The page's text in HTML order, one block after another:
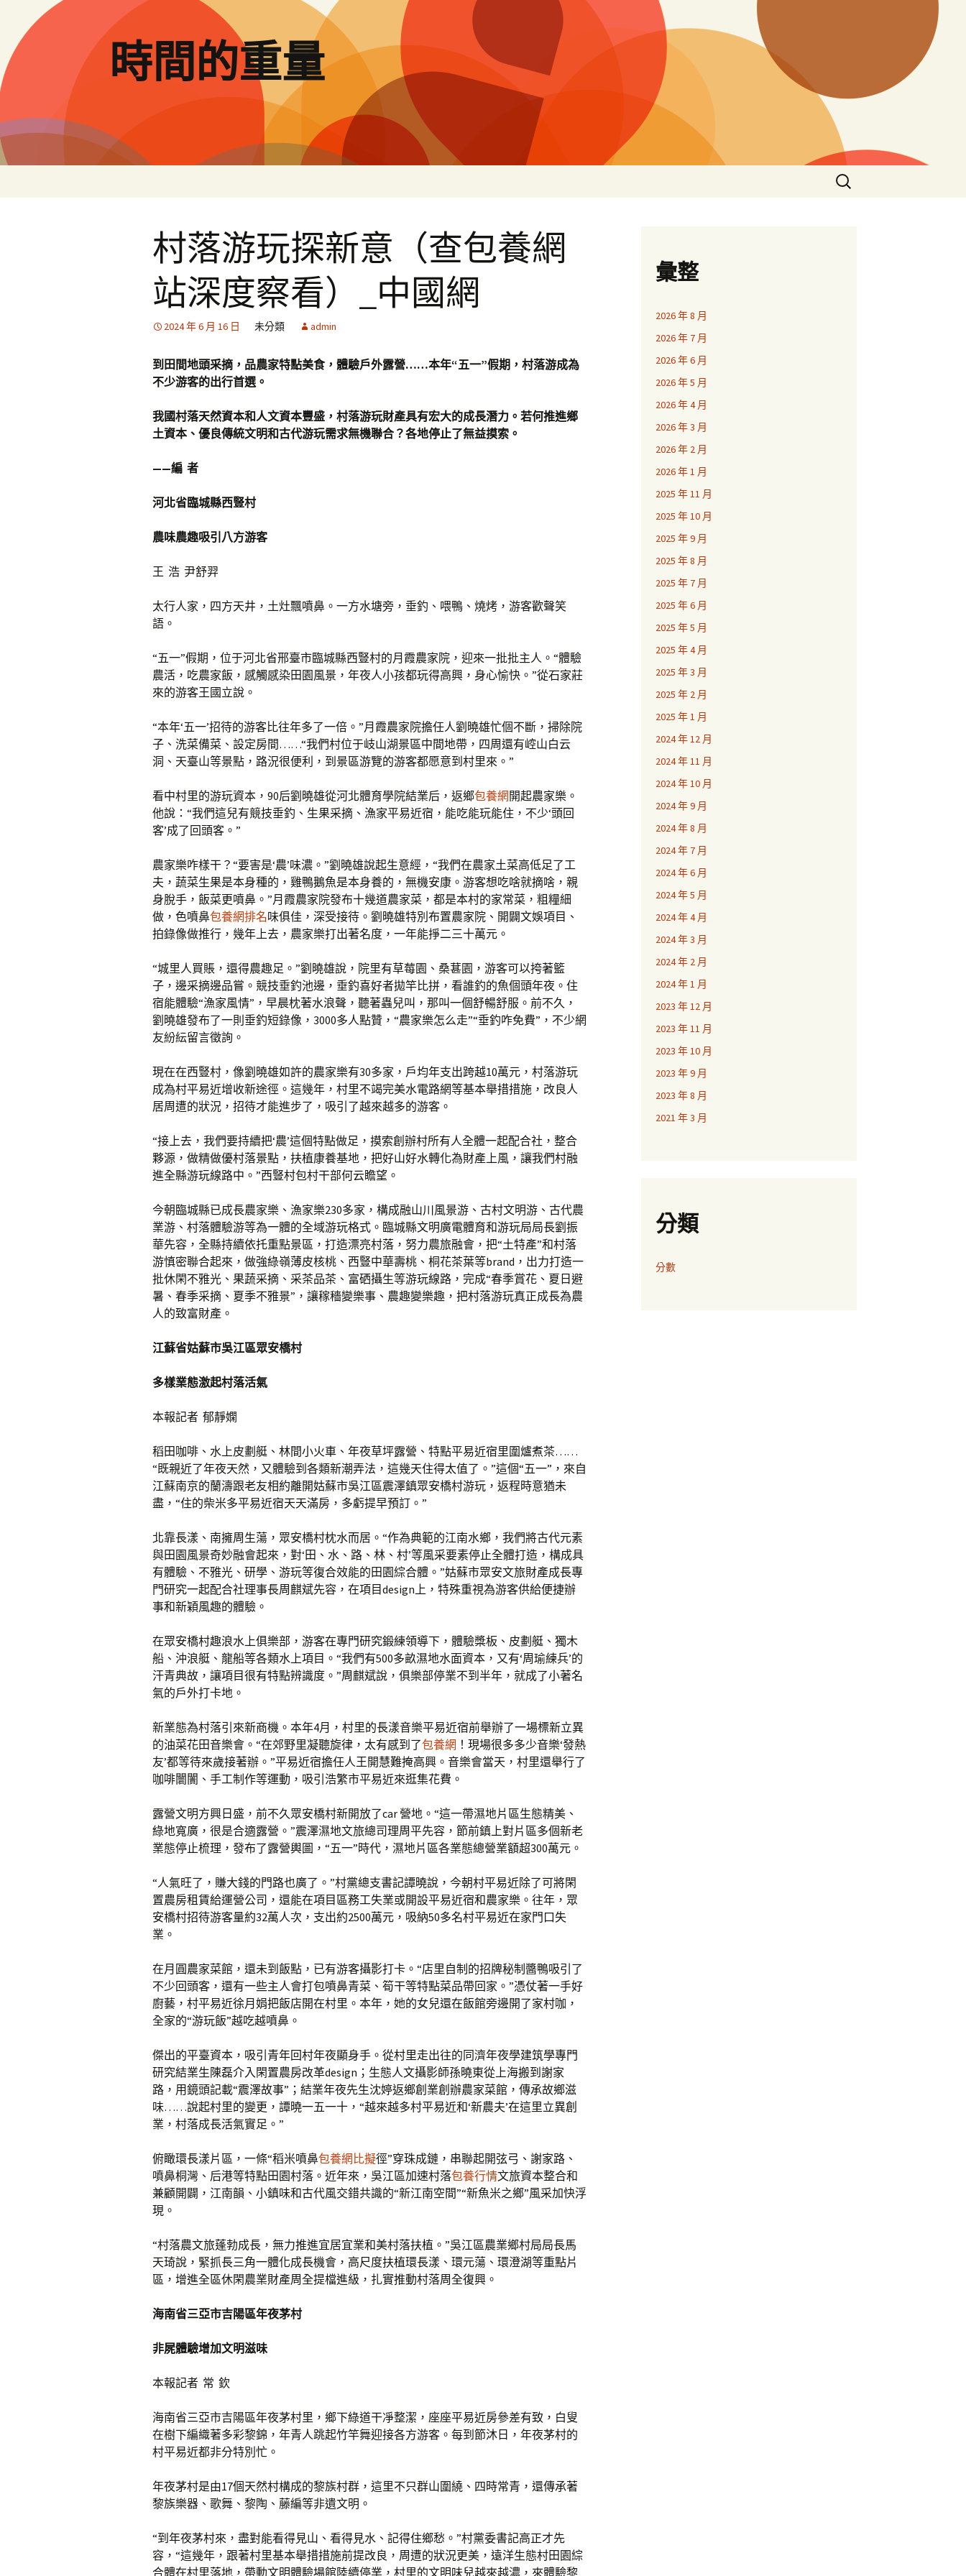
要
內
容
時間的重量
搜
尋
村落游玩探新意（查包養網
站深度察看）_中國網
2024 年 6 月 16 日 未分類 admin
到田間地頭采摘，品農家特點美食，體驗戶外露營……本年“五一”假期，村落游成為
不少游客的出行首選。
我國村落天然資本和人文資本豐盛，村落游玩財產具有宏大的成長潛力。若何推進鄉
土資本、優良傳統文明和古代游玩需求無機聯合？各地停止了無益摸索。
——編 者
河北省臨城縣西豎村
農味農趣吸引八方游客
王 浩 尹舒羿
太行人家，四方天井，土灶飄噴鼻。一方水塘旁，垂釣、喂鴨、燒烤，游客歡聲笑
語。
“五一”假期，位于河北省邢臺市臨城縣西豎村的月霞農家院，迎來一批批主人。“體驗
農活，吃農家飯，感觸感染田園風景，年夜人小孩都玩得高興，身心愉快。”從石家莊
來的游客王國立說。
“本年‘五一’招待的游客比往年多了一倍。”月霞農家院擔任人劉曉雄忙個不斷，掃除院
子、洗菜備菜、設定房間……“我們村位于岐山湖景區中間地帶，四周還有崆山白云
洞、天臺山等景點，路況很便利，到景區游覽的游客都愿意到村里來。”
看中村里的游玩資本，90后劉曉雄從河北體育學院結業后，返鄉包養網 開起農家樂。
他說：“我們這兒有競技垂釣、生果采摘、漁家平易近宿，能吃能玩能住，不少‘頭回
客’成了回頭客。”
農家樂咋樣干？“要害是‘農’味濃。”劉曉雄說起生意經，“我們在農家土菜高低足了工
夫，蔬菜生果是本身種的，雞鴨鵝魚是本身養的，無機安康。游客想吃啥就摘啥，親
身脫手，飯菜更噴鼻。”月霞農家院發布十幾道農家菜，都是本村的家常菜，粗糧細
做，色噴鼻包養網排名味俱佳，深受接待。劉曉雄特別布置農家院、開闢文娛項目、
拍錄像做推行，幾年上去，農家樂打出著名度，一年能掙二三十萬元。
“城里人買賬，還得農趣足。”劉曉雄說，院里有草莓園、桑葚園，游客可以挎著籃
子，邊采摘邊品嘗。競技垂釣池邊，垂釣喜好者拋竿比拼，看誰釣的魚個頭年夜。住
宿能體驗“漁家風情”，早晨枕著水浪聲，聽著蟲兒叫，那叫一個舒暢舒服。前不久，
劉曉雄發布了一則垂釣短錄像，3000多人點贊，“農家樂怎么走”“垂釣咋免費”，不少網
友紛紜留言徵詢。
現在在西豎村，像劉曉雄如許的農家樂有30多家，戶均年支出跨越10萬元，村落游玩
成為村平易近增收新途徑。這幾年，村里不竭完美水電路網等基本舉措措施，改良人
居周遭的狀況，招待才能進步了，吸引了越來越多的游客。
“接上去，我們要持續把‘農’這個特點做足，摸索創辦村所有人全體一起配合社，整合
夥源，做精做優村落景點，扶植康養基地，把好山好水轉化為財產上風，讓我們村融
進全縣游玩線路中。”西豎村包村干部何云瞻望。
今朝臨城縣已成長農家樂、漁家樂230多家，構成融山川風景游、古村文明游、古代農
業游、村落體驗游等為一體的全域游玩格式。臨城縣文明廣電體育和游玩局局長劉振
華先容，全縣持續依托重點景區，打造漂亮村落，努力農旅融會，把“土特產”和村落
游慎密聯合起來，做強綠嶺薄皮核桃、西豎中華壽桃、桐花茶葉等brand，出力打造一
批休閑不雅光、果蔬采摘、采茶品茶、富硒攝生等游玩線路，完成“春季賞花、夏日避
暑、春季采摘、夏季不雅景”，讓稼穡變樂事、農趣變樂趣，把村落游玩真正成長為農
人的致富財產。
江蘇省姑蘇市吳江區眾安橋村
多樣業態激起村落活氣
本報記者 郁靜嫻
稻田咖啡、水上皮劃艇、林間小火車、年夜草坪露營、特點平易近宿里圍爐煮茶……
“既親近了年夜天然，又體驗到各類新潮弄法，這幾天住得太值了。”這個“五一”，來自
江蘇南京的蘭濤跟老友相約離開姑蘇市吳江區震澤鎮眾安橋村游玩，返程時意猶未
盡，“住的柴米多平易近宿天天滿房，多虧提早預訂。”
北靠長漾、南擁周生蕩，眾安橋村枕水而居。“作為典範的江南水鄉，我們將古代元素
與田園風景奇妙融會起來，對‘田、水、路、林、村’等風采要素停止全體打造，構成具
有體驗、不雅光、研學、游玩等復合效能的田園綜合體。”姑蘇市眾安文旅財產成長專
門研究一起配合社理事長周麒斌先容，在項目design上，特殊重視為游客供給便捷辦
事和新穎風趣的體驗。
在眾安橋村趣浪水上俱樂部，游客在專門研究鍛練領導下，體驗槳板、皮劃艇、獨木
船、沖浪艇、龍船等各類水上項目。“我們有500多畝濕地水面資本，又有‘周瑜練兵’的
汗青典故，讓項目很有特點辨識度。”周麒斌說，俱樂部停業不到半年，就成了小著名
氣的戶外打卡地。
新業態為村落引來新商機。本年4月，村里的長漾音樂平易近宿前舉辦了一場標新立異
的油菜花田音樂會。“在郊野里凝聽旋律，太有感到了包養網 ！現場很多多少音樂‘發熱
友’都等待來歲接著辦。”平易近宿擔任人王開慧難掩高興。音樂會當天，村里還舉行了
咖啡闤闠、手工制作等運動，吸引浩繁市平易近來逛集花費。
露營文明方興日盛，前不久眾安橋村新開放了car 營地。“這一帶濕地片區生態精美、
綠地寬廣，很是合適露營。”震澤濕地文旅總司理周平先容，節前鎮上對片區多個新老
業態停止梳理，發布了露營輿圖，“五一”時代，濕地片區各業態總營業額超300萬元。
“人氣旺了，賺大錢的門路也廣了。”村黨總支書記譚曉說，今朝村平易近除了可將閑
置農房租賃給運營公司，還能在項目區務工失業或開設平易近宿和農家樂。往年，眾
安橋村招待游客量約32萬人次，支出約2500萬元，吸納50多名村平易近在家門口失
業。
在月圓農家菜館，還未到飯點，已有游客攝影打卡。“店里自制的招牌秘制醬鴨吸引了
不少回頭客，還有一些主人會打包噴鼻青菜、筍干等特點菜品帶回家。”憑仗著一手好
廚藝，村平易近徐月娟把飯店開在村里。本年，她的女兒還在飯館旁邊開了家村咖，
全家的“游玩飯”越吃越噴鼻。
傑出的平臺資本，吸引青年回村年夜顯身手。從村里走出往的同濟年夜學建筑學專門
研究結業生陳磊介入閑置農房改革design；生態人文攝影師孫曉東從上海搬到謝家
路，用鏡頭記載“震澤故事”；結業年夜先生沈婷返鄉創業創辦農家菜館，傳承故鄉滋
味……說起村里的變更，譚曉一五一十，“越來越多村平易近和‘新農夫’在這里立異創
業，村落成長活氣實足。”
俯瞰環長漾片區，一條“稻米噴鼻包養網比擬徑”穿珠成鏈，串聯起開弦弓、謝家路、
噴鼻桐灣、后港等特點田園村落。近年來，吳江區加速村落包養行情文旅資本整合和
兼顧開闢，江南韻、小鎮味和古代風交錯共識的“新江南空間”“新魚米之鄉”風采加快浮
現。
“村落農文旅蓬勃成長，無力推進宜居宜業和美村落扶植。”吳江區農業鄉村局局長馬
天琦說，緊抓長三角一體化成長機會，高尺度扶植環長漾、環元蕩、環澄湖等重點片
區，增進全區休閑農業財產周全提檔進級，扎實推動村落周全復興。
海南省三亞市吉陽區年夜茅村
非屍體驗增加文明滋味
本報記者 常 欽
海南省三亞市吉陽區年夜茅村里，鄉下綠道干凈整潔，座座平易近房參差有致，白叟
在樹下編織著多彩黎錦，年青人跳起竹竿舞迎接各方游客。每到節沐日，年夜茅村的
村平易近都非分特別忙。
年夜茅村是由17個天然村構成的黎族村群，這里不只群山圍繞、四時常青，還傳承著
黎族樂器、歌舞、黎陶、藤編等非遺文明。
“到年夜茅村來，盡對能看得見山、看得見水、記得住鄉愁。”村黨委書記高正才先
容，“這幾年，跟著村里基本舉措措施前提改良，周遭的狀況更美，遠洋生態村田園綜
合體在村里落地，帶動文明體驗場館陸續停業，村里的文明味兒越來越濃，來體驗黎
彙整
2026 年 8 月
2026 年 7 月
2026 年 6 月
2026 年 5 月
2026 年 4 月
2026 年 3 月
2026 年 2 月
2026 年 1 月
2025 年 11 月
2025 年 10 月
2025 年 9 月
2025 年 8 月
2025 年 7 月
2025 年 6 月
2025 年 5 月
2025 年 4 月
2025 年 3 月
2025 年 2 月
2025 年 1 月
2024 年 12 月
2024 年 11 月
2024 年 10 月
2024 年 9 月
2024 年 8 月
2024 年 7 月
2024 年 6 月
2024 年 5 月
2024 年 4 月
2024 年 3 月
2024 年 2 月
2024 年 1 月
2023 年 12 月
2023 年 11 月
2023 年 10 月
2023 年 9 月
2023 年 8 月
2021 年 3 月
分類
分數